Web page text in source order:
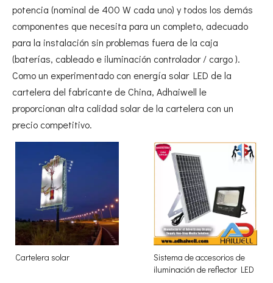
potencia (nominal de 400 W cada uno) y todos los demás
componentes que necesita para un completo, adecuado
para la instalación sin problemas fuera de la caja
(baterías, cableado e iluminación controlador / cargo ).
Como un experimentado con energía solar LED de la
cartelera del fabricante de China, Adhaiwell le
proporcionan alta calidad solar de la cartelera con un
precio competitivo.
Cartelera solar
Sistema de accesorios de
iluminación de reflector LED